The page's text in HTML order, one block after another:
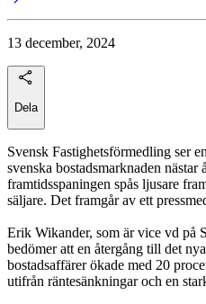
13 december, 2024
Dela
Svensk Fastighetsförmedling ser
svenska bostadsmarknaden
framtidsspaningen spås ljusare
säljare. Det framgår av ett
Erik Wikander, som är vice vd på
bedömer att en återgång till det
bostadsaffärer ökade med 20
utifrån räntesänkningar och en